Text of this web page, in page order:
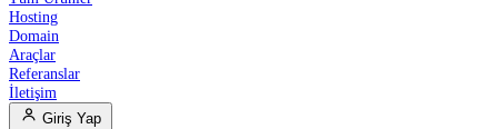
Hosting
Domain
Araçlar
Referanslar
İletişim
Giriş Yap